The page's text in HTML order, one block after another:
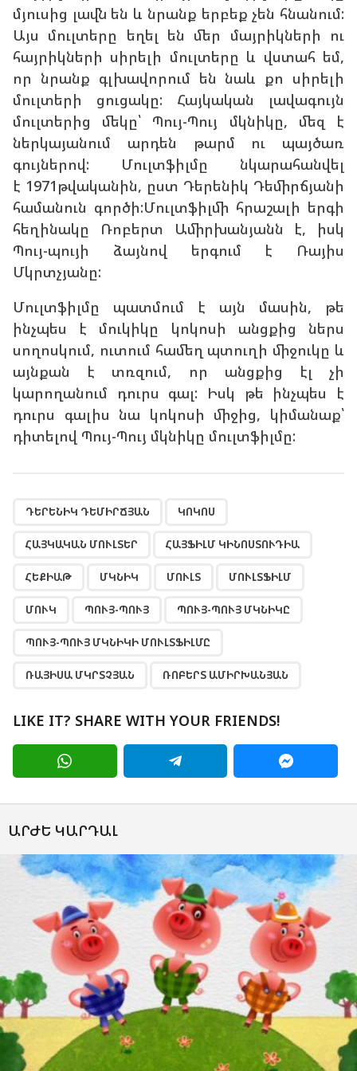
մյուսից լավն են և նրանք երբեք չեն հնանում:
Այս մուլտերը եղել են մեր մայրիկների ու
հայրիկների սիրելի մուլտերը և վստահ եմ,
որ նրանք գլխավորում են նաև քո սիրելի
մուլտերի ցուցակը: Հայկական լավագույն
մուլտերից մեկը՝ Պույ-Պույ մկնիկը, մեզ է
ներկայանում արդեն թարմ ու պայծառ
գույներով: Մուլտֆիլմը նկարահանվել
է 1971թվականին, ըստ Դերենիկ Դեմիրճյանի
համանուն գործի:Մուլտֆիլմի հրաշալի երգի
հեղինակը Ռոբերտ Ամիրխանյանն է, իսկ
Պույ-պույի ձայնով երգում է Ռայիս
Մկրտչյանը:
Մուլտֆիլմը պատմում է այն մասին, թե
ինչպես է մուկիկը կոկոսի անցքից ներս
սողոսկում, ուտում համեղ պտուղի միջուկը և
այնքան է տռզում, որ անցքից էլ չի
կարողանում դուրս գալ: Իսկ թե ինչպես է
դուրս գալիս նա կոկոսի միջից, կիմանաք՝
դիտելով Պույ-Պույ մկնիկը մուլտֆիլմը:
ԴԵՐԵՆԻԿ ԴԵՄԻՐՃՅԱՆ ԿՈԿՈՍ
ՀԱՅԿԱԿԱՆ ՄՈՒԼՏԵՐ ՀԱՅՖԻԼՄ ԿԻՆՈՍՏՈՒԴԻԱ
ՀԵՔԻԱԹ ՄԿՆԻԿ ՄՈՒԼՏ ՄՈՒԼՏՖԻԼՄ
ՄՈՒԿ ՊՈՒՅ-ՊՈՒՅ ՊՈՒՅ-ՊՈՒՅ ՄԿՆԻԿԸ
ՊՈՒՅ-ՊՈՒՅ ՄԿՆԻԿԻ ՄՈՒԼՏՖԻԼՄԸ
ՌԱՅԻՍԱ ՄԿՐՏՉՅԱՆ ՌՈԲԵՐՏ ԱՄԻՐԽԱՆՅԱՆ
LIKE IT? SHARE WITH YOUR FRIENDS!
ԱՐԺԵ ԿԱՐԴԱԼ